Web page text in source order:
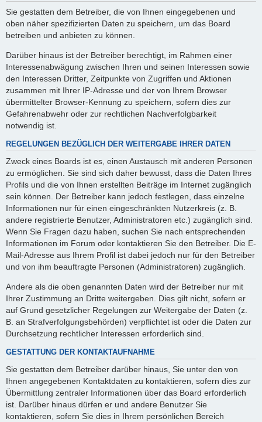
Sie gestatten dem Betreiber, die von Ihnen eingegebenen und
oben näher spezifizierten Daten zu speichern, um das Board
betreiben und anbieten zu können.
Darüber hinaus ist der Betreiber berechtigt, im Rahmen einer
Interessenabwägung zwischen Ihren und seinen Interessen sowie
den Interessen Dritter, Zeitpunkte von Zugriffen und Aktionen
zusammen mit Ihrer IP-Adresse und der von Ihrem Browser
übermittelter Browser-Kennung zu speichern, sofern dies zur
Gefahrenabwehr oder zur rechtlichen Nachverfolgbarkeit
notwendig ist.
REGELUNGEN BEZÜGLICH DER WEITERGABE IHRER DATEN
Zweck eines Boards ist es, einen Austausch mit anderen Personen
zu ermöglichen. Sie sind sich daher bewusst, dass die Daten Ihres
Profils und die von Ihnen erstellten Beiträge im Internet zugänglich
sein können. Der Betreiber kann jedoch festlegen, dass einzelne
Informationen nur für einen eingeschränkten Nutzerkreis (z. B.
andere registrierte Benutzer, Administratoren etc.) zugänglich sind.
Wenn Sie Fragen dazu haben, suchen Sie nach entsprechenden
Informationen im Forum oder kontaktieren Sie den Betreiber. Die E-
Mail-Adresse aus Ihrem Profil ist dabei jedoch nur für den Betreiber
und von ihm beauftragte Personen (Administratoren) zugänglich.
Andere als die oben genannten Daten wird der Betreiber nur mit
Ihrer Zustimmung an Dritte weitergeben. Dies gilt nicht, sofern er
auf Grund gesetzlicher Regelungen zur Weitergabe der Daten (z.
B. an Strafverfolgungsbehörden) verpflichtet ist oder die Daten zur
Durchsetzung rechtlicher Interessen erforderlich sind.
GESTATTUNG DER KONTAKTAUFNAHME
Sie gestatten dem Betreiber darüber hinaus, Sie unter den von
Ihnen angegebenen Kontaktdaten zu kontaktieren, sofern dies zur
Übermittlung zentraler Informationen über das Board erforderlich
ist. Darüber hinaus dürfen er und andere Benutzer Sie
kontaktieren, sofern Sie dies in Ihrem persönlichen Bereich